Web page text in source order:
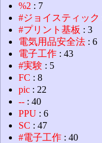
%2 : 7
#ジョイスティック
#プリント基板 : 3
電気用品安全法 : 6
電子工作 : 43
#実験 : 5
FC : 8
pic : 22
-- : 40
PPU : 6
SC : 47
#電子工作 : 40